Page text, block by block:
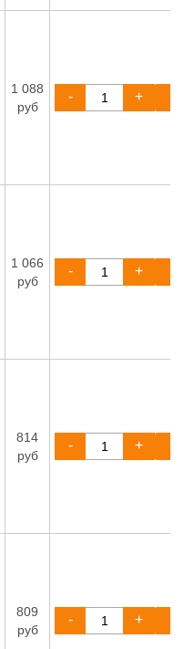
1 088
руб
- +
1 066
руб
- +
814
руб
- +
809
руб
- +